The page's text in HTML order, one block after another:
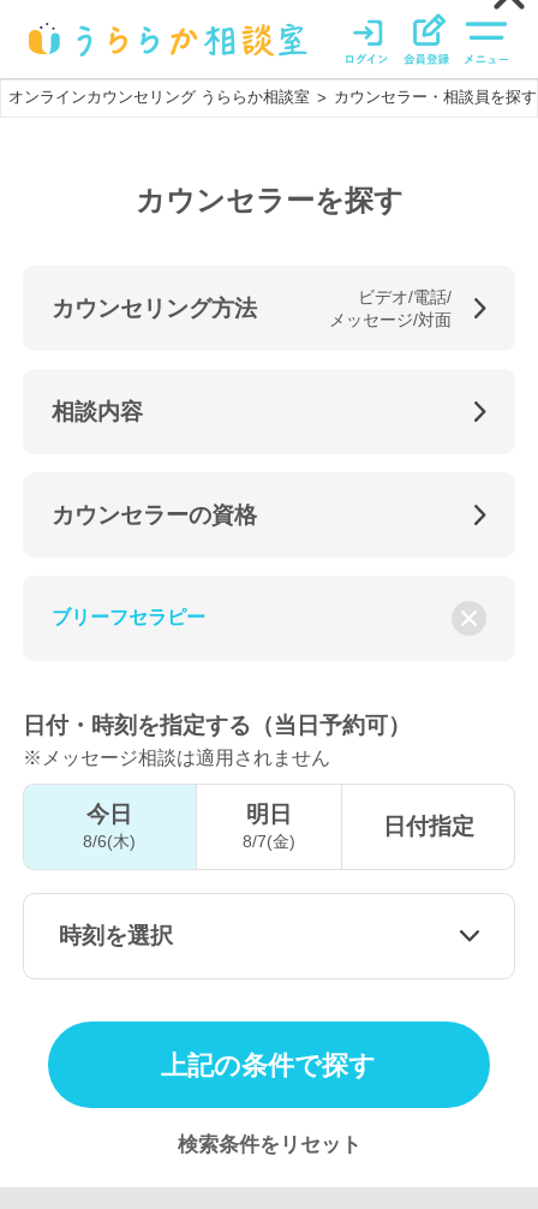
オンラインカウンセリング うららか相談室 > カウンセラー・相談員を探す
カウンセラーを探す
カウンセリング方法
ビデオ/電話/
メッセージ/対面
相談内容
カウンセラーの資格
ブリーフセラピー
日付・時刻を指定する（当日予約可）
※メッセージ相談は適用されません
今日
8/6(木)
明日
8/7(金)
日付指定
時刻を選択
上記の条件で探す
検索条件をリセット